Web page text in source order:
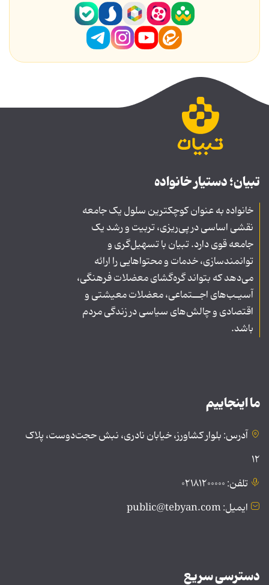
تبیان؛ دستیار خانواده
خانواده به عنوان کوچکترین سلول یک جامعه
نقشی اساسی در پی‌ریزی، تربیت و رشد یک
جامعه قوی دارد. تبیان با تسهیل‌گری و
توانمندسازی، خدمات و محتواهایی را ارائه
می‌دهد که بتواند گره‌گشای معضلات فرهنگی،
آسیـب‌های اجــتماعی، معضلات معیشتی و
اقتصادی و چالش‌های سیاسی در زندگی مردم
باشد.
ما اینجاییم
آدرس: بلوار کشاورز، خیابان نادری، نبش حجت‌دوست، پلاک
۱۲
تلفن: ۰۲۱۸۱۲۰۰۰۰۰
ایمیل: public@tebyan.com
دسترسی سریع